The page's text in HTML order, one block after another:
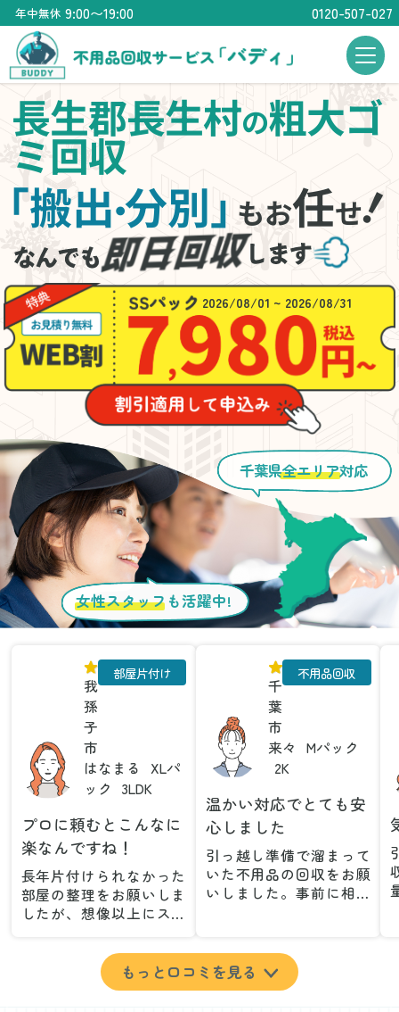
年中無休 9:00〜19:00 0120-507-027
長生郡長生村の粗大ゴ
ミ回収
搬出・分別」もお任せ
2026/08/01 ~ 2026/08/31
女性スタッフ も活躍中!
千葉県全エリア対応
我
孫
子
市
はなまる
XLパ
ック
3LDK
部屋片付け
プロに頼むとこんなに
楽なんですね！
長年片付けられなかった
部屋の整理をお願いしま
したが、想像以上にスム
が集めた物や古い家具が
多く、自分たちだけでは
どうにもならない状態で
千
葉
市
来々
Mパック
2K
不用品回収
温かい対応でとても安
心しました
引っ越し準備で溜まって
いた不用品の回収をお願
いしました。事前に相談
とができました。特に、
古い家具や壊れた家電な
ど、処分が難しいものが
もっと口コミを見る